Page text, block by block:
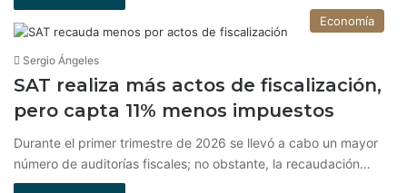
Economía
Sergio Ángeles
SAT realiza más actos de fiscalización,
pero capta 11% menos impuestos
Durante el primer trimestre de 2026 se llevó a cabo un mayor
número de auditorías fiscales; no obstante, la recaudación…